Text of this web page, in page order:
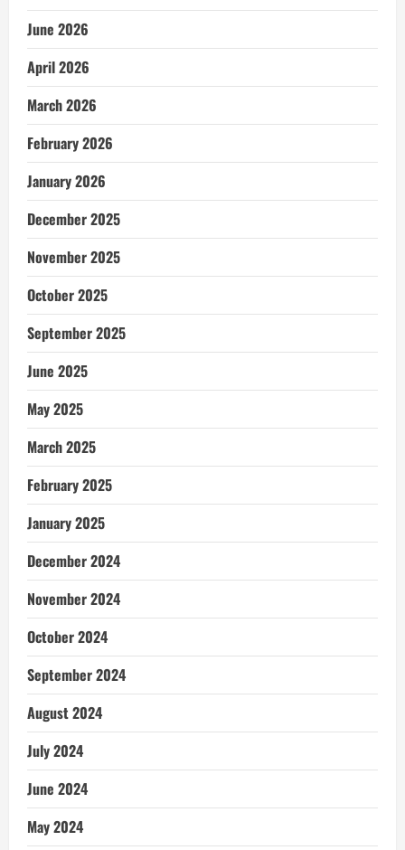
June 2026
April 2026
March 2026
February 2026
January 2026
December 2025
November 2025
October 2025
September 2025
June 2025
May 2025
March 2025
February 2025
January 2025
December 2024
November 2024
October 2024
September 2024
August 2024
July 2024
June 2024
May 2024